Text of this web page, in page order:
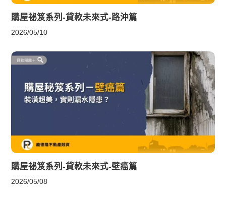
購屋祕笈系列-貸款未來式-路沖篇
2026/05/10
購屋祕笈系列-貸款未來式-壁癌篇
2026/05/08